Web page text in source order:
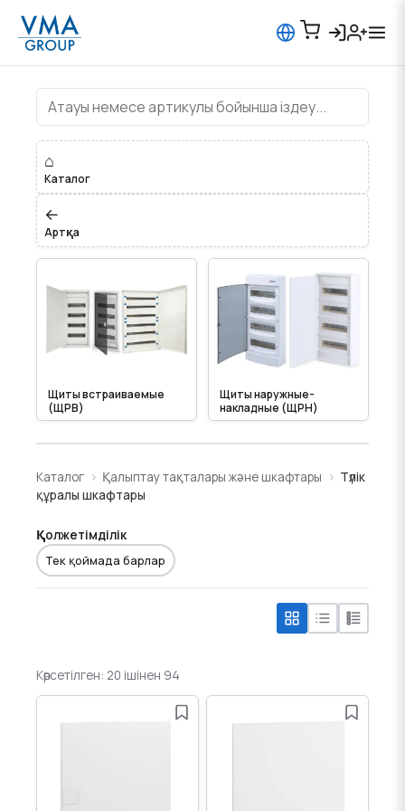
Түлік құралы шкафтары
⌂
Каталог
←
Артқа
Щиты встраиваемые
(ЩРВ)
Щиты наружные-
накладные (ЩРН)
Каталог Қалыптау тақталары және шкафтары
Түлік
құралы шкафтары
Қолжетімділік
Тек қоймада барлар
Көрсетілген: 20 ішінен 94